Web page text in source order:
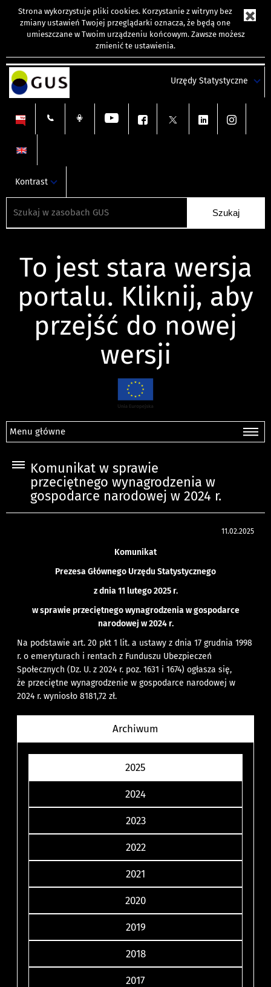
Strona wykorzystuje pliki cookies. Korzystanie z witryny bez
zmiany ustawień Twojej przeglądarki oznacza, że będą one
umieszczane w Twoim urządzeniu końcowym. Zawsze możesz
zmienić te ustawienia.
Urzędy Statystyczne
Kontrast
To jest stara wersja
portalu. Kliknij, aby
przejść do nowej
wersji
Menu główne
Komunikat w sprawie
przeciętnego wynagrodzenia w
gospodarce narodowej w 2024 r.
11.02.2025
Komunikat
Prezesa Głównego Urzędu Statystycznego
z dnia 11 lutego 2025 r.
w sprawie przeciętnego wynagrodzenia w gospodarce
narodowej w 2024 r.
Na podstawie art. 20 pkt 1 lit. a ustawy z dnia 17 grudnia 1998
r. o emeryturach i rentach z Funduszu Ubezpieczeń
Społecznych (Dz. U. z 2024 r. poz. 1631 i 1674) ogłasza się,
że przeciętne wynagrodzenie w gospodarce narodowej w
2024 r. wyniosło 8181,72 zł.
Archiwum
2025
2024
2023
2022
2021
2020
2019
2018
2017